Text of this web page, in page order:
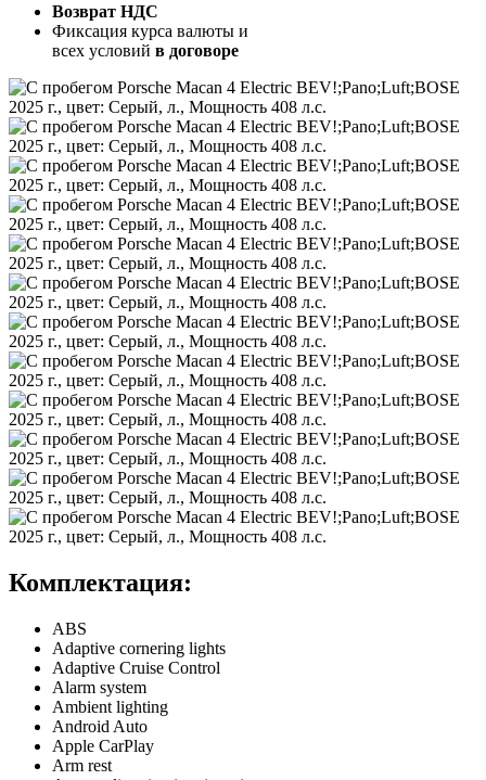
Возврат НДС
Фиксация курса валюты и
всех условий в договоре
Комплектация:
ABS
Adaptive cornering lights
Adaptive Cruise Control
Alarm system
Ambient lighting
Android Auto
Apple CarPlay
Arm rest